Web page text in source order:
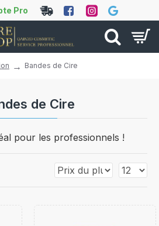
Pro
Bandes de Cire
de Cire
pour les professionnels !